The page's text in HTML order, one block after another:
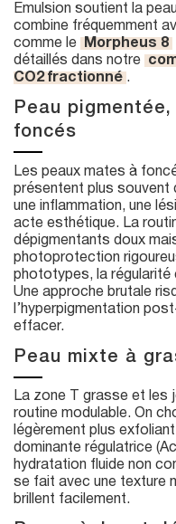
Emulsion soutient la
combine fréquemment
comme le
Morpheus 8
détaillés dans notre
CO2 fractionné .
Peau
foncés
Les peaux mates à
présentent plus souvent
une inflammation, une
acte esthétique. La
dépigmentants doux
photoprotection
phototypes, la régularité
Une approche brutale
l’hyperpigmentation
effacer.
Peau mixte à
La zone T grasse et les
routine modulable. On
légèrement plus
dominante régulatrice
hydratation fluide non
se fait avec une texture
brillent facilement.